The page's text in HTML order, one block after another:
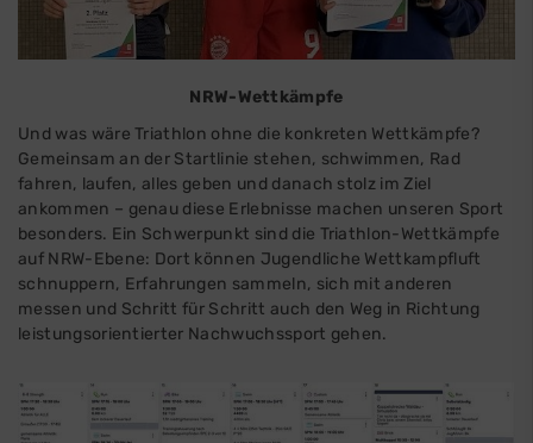
NRW-Wettkämpfe
Und was wäre Triathlon ohne die konkreten Wettkämpfe?
Gemeinsam an der Startlinie stehen, schwimmen, Rad
fahren, laufen, alles geben und danach stolz im Ziel
ankommen – genau diese Erlebnisse machen unseren Sport
besonders. Ein Schwerpunkt sind die Triathlon-Wettkämpfe
auf NRW-Ebene: Dort können Jugendliche Wettkampfluft
schnuppern, Erfahrungen sammeln, sich mit anderen
messen und Schritt für Schritt auch den Weg in Richtung
leistungsorientierter Nachwuchssport gehen.